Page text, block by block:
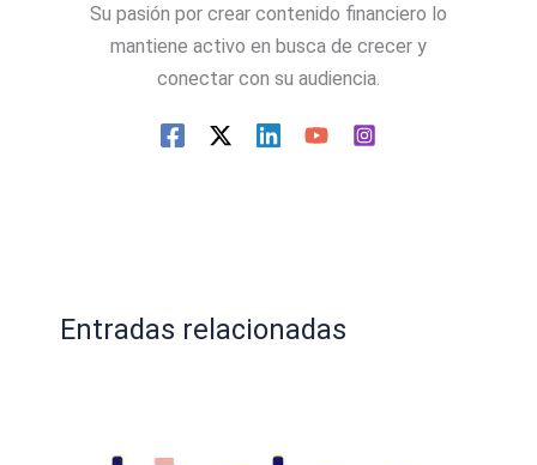
Su pasión por crear contenido financiero lo
mantiene activo en busca de crecer y
conectar con su audiencia.
Entradas relacionadas